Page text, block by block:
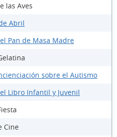
las Aves
Abril
Pan de Masa Madre
sobre el Autismo
Libro Infantil y Juvenil
Cine